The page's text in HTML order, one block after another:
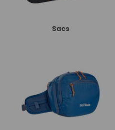
Sacs